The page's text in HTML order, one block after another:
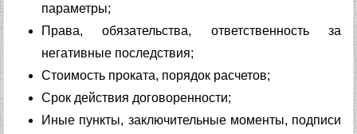
параметры;
Права, обязательства, ответственность за
негативные последствия;
Стоимость проката, порядок расчетов;
Срок действия договоренности;
Иные пункты, заключительные моменты, подписи